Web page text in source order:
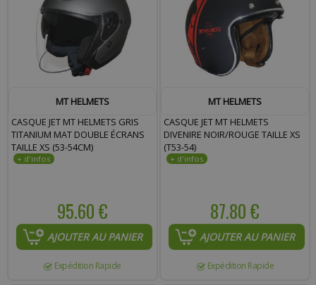
MT HELMETS
CASQUE JET MT HELMETS GRIS
TITANIUM MAT DOUBLE ÉCRANS
TAILLE XS (53-54CM)
95.60 €
AJOUTER AU PANIER
Expédition Rapide
MT HELMETS
CASQUE JET MT HELMETS
DIVENIRE NOIR/ROUGE TAILLE XS
(T53-54)
87.80 €
AJOUTER AU PANIER
Expédition Rapide